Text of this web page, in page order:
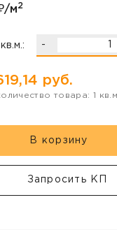
м2
-
руб.
товара: 1
В корзину
Запросить КП